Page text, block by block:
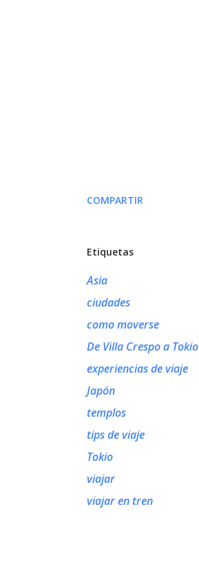
COMPARTIR
Etiquetas
Asia
ciudades
como moverse
De Villa Crespo a Tokio
experiencias de viaje
Japón
templos
tips de viaje
Tokio
viajar
viajar en tren